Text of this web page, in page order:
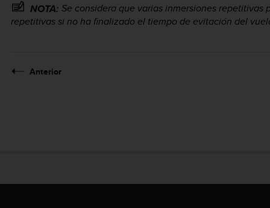
NOTA: Se considera que varias inmersiones
repetitivas si no ha finalizado el tiempo de evitación del
Anterior